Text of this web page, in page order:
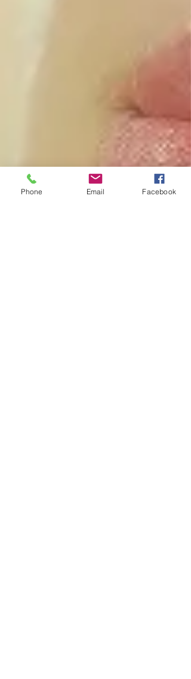
Phone Email Facebook